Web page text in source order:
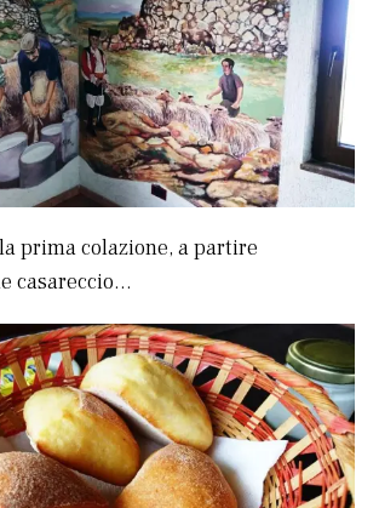
prima colazione, a partire
casareccio…